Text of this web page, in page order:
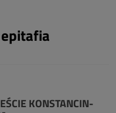
KONSTANCIN-